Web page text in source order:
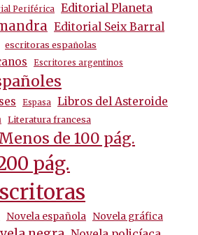
Periférica Editorial Planeta
Editorial Seix Barral
escritoras españolas
Escritores argentinos
Espasa Libros del Asteroide
Literatura francesa
de 100 pág.
pág.
Novela española Novela gráfica